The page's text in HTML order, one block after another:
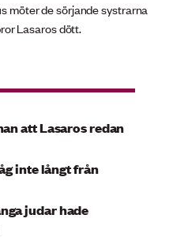
möter de sörjande systrarna
Lasaros dött.
att Lasaros redan
inte långt från
judar hade